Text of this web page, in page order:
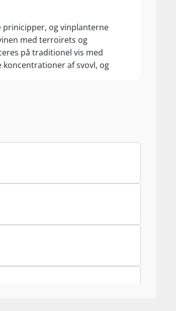
og vinplanterne
med terroirets og
på traditionel vis med
af svovl, og